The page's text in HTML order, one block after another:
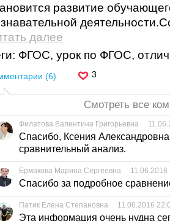
развитие
далее
ФГОС, урок по ФГОС,
(6) 3
Смотреть все
Филатова Валентина Григорьевна
Спасибо, Ксения
сравнительный анализ.
Ермакова Марина Сергеевна 11.06.2016
Спасибо за подробное
Патик Елена Степановна 11.06.2016
Эта информация очень нудна